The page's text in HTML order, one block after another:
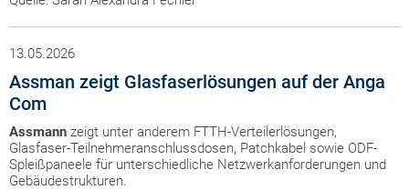
13.05.2026
Assman zeigt Glasfaserlösungen auf der Anga
Com
Assmann zeigt unter anderem FTTH-Verteilerlösungen,
Glasfaser-Teilnehmeranschlussdosen, Patchkabel sowie ODF-
Spleißpaneele für unterschiedliche Netzwerkanforderungen und
Gebäudestrukturen.